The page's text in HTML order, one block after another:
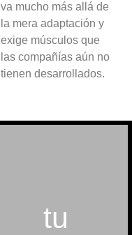
va mucho más allá de
la mera adaptación y
exige músculos que
las compañías aún no
tienen desarrollados.
tu